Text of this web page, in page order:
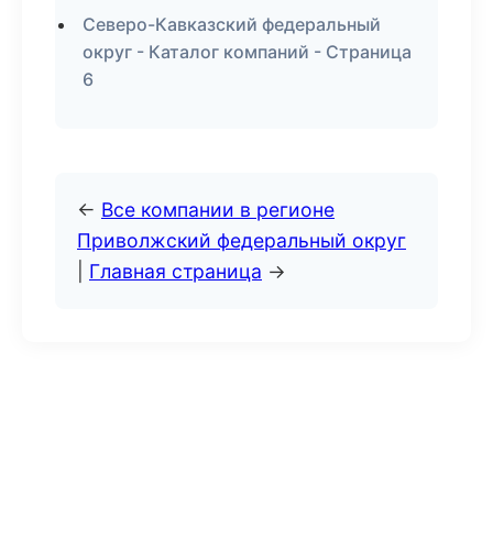
Северо-Кавказский федеральный
округ - Каталог компаний - Страница
6
← Все компании в регионе
Приволжский федеральный округ
Главная страница →